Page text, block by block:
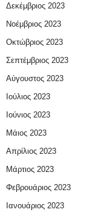
Δεκέμβριος 2023
Νοέμβριος 2023
Οκτώβριος 2023
Σεπτέμβριος 2023
Αύγουστος 2023
Ιούλιος 2023
Ιούνιος 2023
Μάιος 2023
Απρίλιος 2023
Μάρτιος 2023
Φεβρουάριος 2023
Ιανουάριος 2023